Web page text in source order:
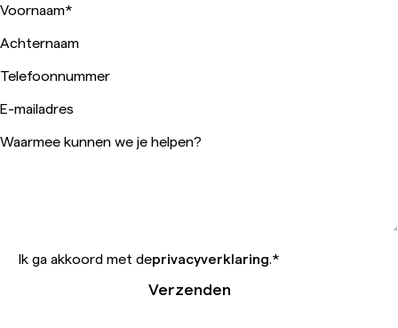
Voornaam*
Achternaam
Telefoonnummer
E-mailadres
Waarmee kunnen we je helpen?
Ik ga akkoord met deprivacyverklaring *
Verzenden